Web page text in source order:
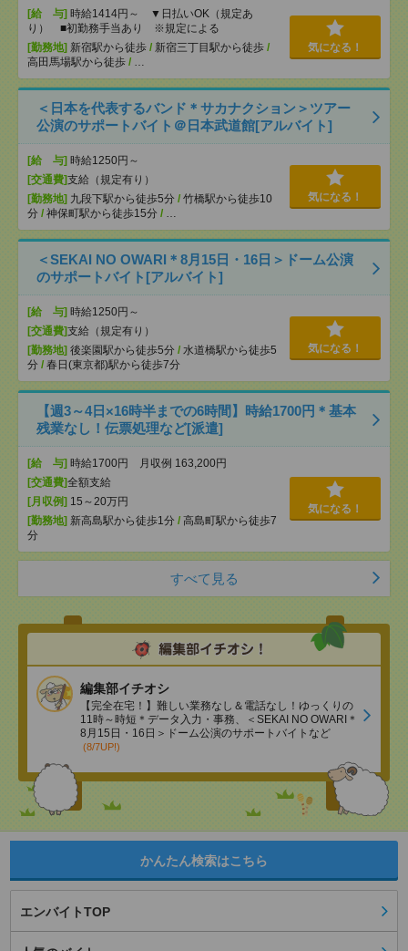
[給 与] 時給1414円～ ▼日払いOK（規定あ
り） ■初勤務手当あり ※規定による
[勤務地] 新宿駅から徒歩 / 新宿三丁目駅から徒歩 /
高田馬場駅から徒歩 / …
気になる！
＜日本を代表するバンド＊サカナクション＞ツアー
公演のサポートバイト＠日本武道館[アルバイト]
[給 与] 時給1250円～
[交通費]支給（規定有り）
[勤務地] 九段下駅から徒歩5分 / 竹橋駅から徒歩10
分 / 神保町駅から徒歩15分 / …
気になる！
＜SEKAI NO OWARI＊8月15日・16日＞ドーム公演
のサポートバイト[アルバイト]
[給 与] 時給1250円～
[交通費]支給（規定有り）
[勤務地] 後楽園駅から徒歩5分 / 水道橋駅から徒歩5
分 / 春日(東京都)駅から徒歩7分
気になる！
【週3～4日×16時半までの6時間】時給1700円＊基本
残業なし！伝票処理など[派遣]
[給 与] 時給1700円 月収例 163,200円
[交通費]全額支給
[月収例] 15～20万円
[勤務地] 新高島駅から徒歩1分 / 高島町駅から徒歩7
分
気になる！
すべて見る
編集部イチオシ
【完全在宅！】難しい業務なし＆電話なし！ゆっくりの
11時～時短＊データ入力・事務、＜SEKAI NO OWARI＊
8月15日・16日＞ドーム公演のサポートバイトなど
(8/7UP!)
かんたん検索はこちら
エンバイトTOP